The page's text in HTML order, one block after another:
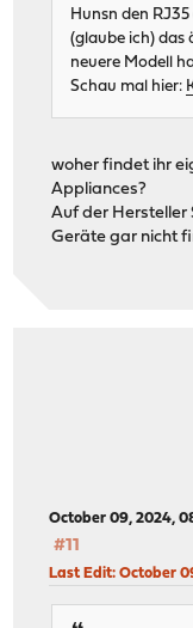
Hunsn den
(glaube ich) das
neuere Modell
Schau mal hier:
woher findet ihr
Appliances?
Auf der Hersteller
Geräte gar nicht
October 09, 2024,
#11
Last Edit: October